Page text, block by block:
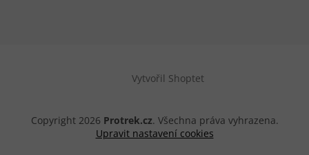
Vytvořil Shoptet
Copyright 2026 Protrek.cz. Všechna práva vyhrazena.
Upravit nastavení cookies